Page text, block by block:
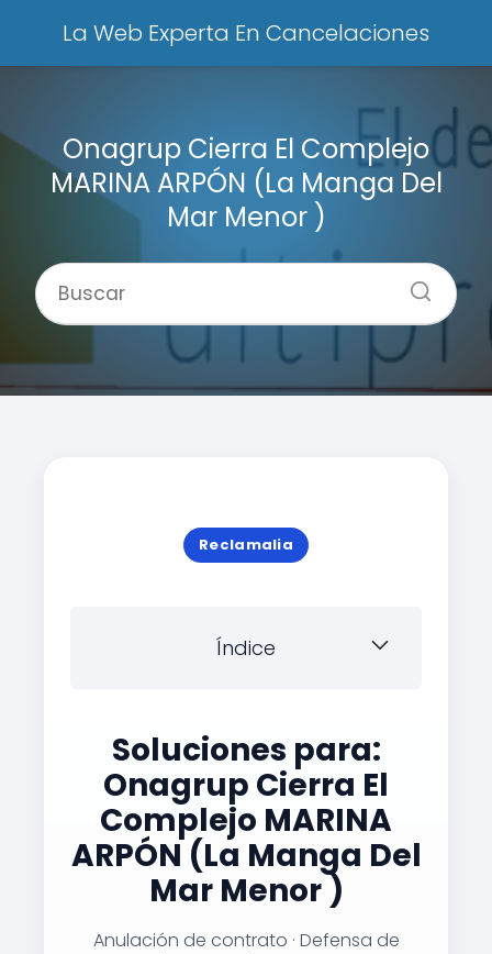
La Web Experta En Cancelaciones
Onagrup Cierra El Complejo
MARINA ARPÓN (La Manga Del
Mar Menor )
Reclamalia
Índice
Soluciones para:
Onagrup Cierra El
Complejo MARINA
ARPÓN (La Manga Del
Mar Menor )
Anulación de contrato · Defensa de